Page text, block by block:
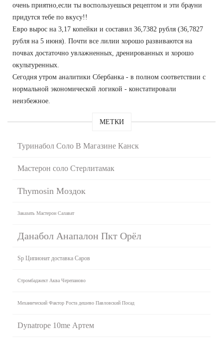
очень приятно,если ты воспользуешься рецептом и эти брауни
придутся тебе по вкусу!!
Евро вырос на 3,17 копейки и составил 36,7382 рубля (36,7827
рубля на 5 июня). Почти все лилии хорошо развиваются на
почвах достаточно увлажненных, дренированных и хорошо
окультуренных.
Сегодня утром аналитики Сбербанка - в полном соответствии с
нормальной экономической логикой - констатировали
неизбежное.
МЕТКИ
Туринабол Соло В Магазине Канск
Мастерон соло Стерлитамак
Thymosin Моздок
Заказать Мастерон Салават
Данабол Анапалон Пкт Орёл
Sp Ципионат доставка Саров
Стромбаджект Аква Черепаново
Механический Фактор Роста дешево Павловский Посад
Dynatrope 10me Артем